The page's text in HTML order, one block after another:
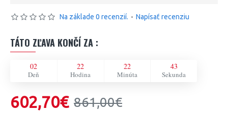
Na základe 0 recenzií. - Napísať recenziu
TÁTO ZĽAVA KONČÍ ZA :
02
Deň
22
Hodina
22
Minúta
43
Sekunda
602,70€ 861,00€